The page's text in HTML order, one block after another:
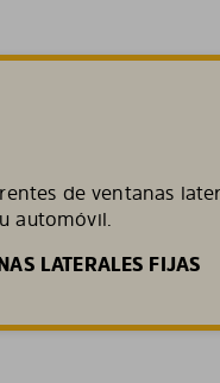
de ventanas
automóvil.
LATERALES FIJAS